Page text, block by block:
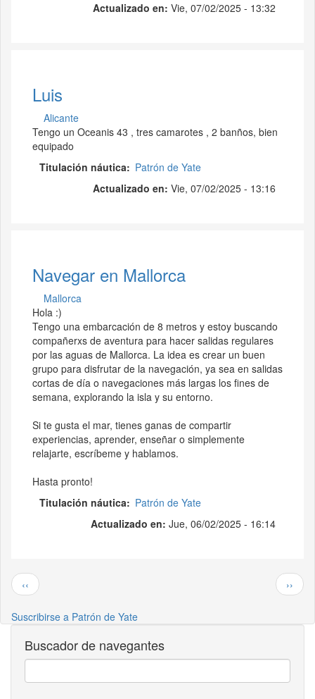
Actualizado en: Vie, 07/02/2025 - 13:32
Luis
Alicante
Tengo un Oceanis 43 , tres camarotes , 2 banños, bien
equipado
Titulación náutica
Patrón de Yate
Actualizado en: Vie, 07/02/2025 - 13:16
Navegar en Mallorca
Mallorca
Hola :)
Tengo una embarcación de 8 metros y estoy buscando
compañerxs de aventura para hacer salidas regulares
por las aguas de Mallorca. La idea es crear un buen
grupo para disfrutar de la navegación, ya sea en salidas
cortas de día o navegaciones más largas los fines de
semana, explorando la isla y su entorno.
Si te gusta el mar, tienes ganas de compartir
experiencias, aprender, enseñar o simplemente
relajarte, escríbeme y hablamos.
Hasta pronto!
Titulación náutica
Patrón de Yate
Actualizado en: Jue, 06/02/2025 - 16:14
Paginación
Página anterior
‹‹ ››
Suscribirse a Patrón de Yate
Buscador de navegantes